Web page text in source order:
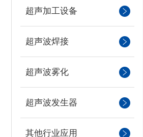
超声加工设备
超声波焊接
超声波雾化
超声波发生器
其他行业应用